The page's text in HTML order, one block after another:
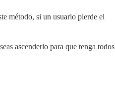
método, si un usuario pierde el
ascenderlo para que tenga todos